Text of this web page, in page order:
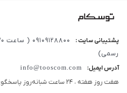
ویژگی ها :
پشتیبانی سایت :
رسمی)
آدرس ایمیل: info@tooscom.com
هفت روز هفته ، 24 ساعت شبانه‌روز پاسخگوی شما هستیم.